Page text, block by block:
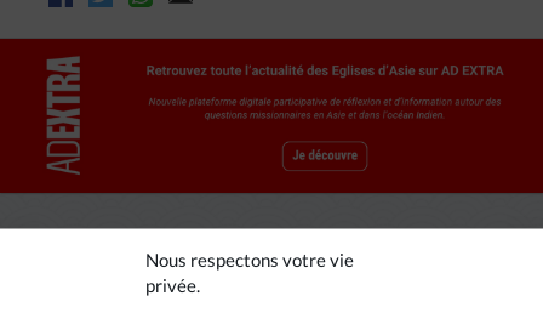
Nous respectons votre vie
privée.